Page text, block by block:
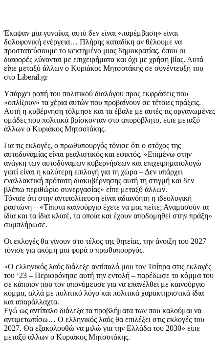
Έκαψαν μία γυναίκα, αυτό δεν είναι «παρέμβαση» είναι
δολοφονική ενέργεια… Πλήρης καταδίκη αν θέλουμε να
προστατεύσουμε το κεκτημένο μιας δημοκρατίας, όπου οι
διαφορές λύνονται με επιχειρήματα και όχι με χρήση βίας. Αυτά
είπε μεταξύ άλλων ο Κυριάκος Μητσοτάκης σε συνέντευξή του
στο Liberal.gr
Υπάρχει ροπή του πολιτικού διαλόγου προς εκφράσεις που
«οπλίζουν» τα χέρια αυτών που προβαίνουν σε τέτοιες πράξεις.
Αυτή η κυβέρνηση τόλμησε και τα έβαλε με αυτές τις οργανωμένες
ομάδες που πολιτικά βρίσκονταν στο απυρόβλητο, είπε μεταξύ
άλλων ο Κυριάκος Μητσοτάκης.
Για τις εκλογές, ο πρωθυπουργός τόνισε ότι ο στόχος της
αυτοδυναμίας είναι ρεαλιστικός και εφικτός. «Επιμένω στην
ανάγκη των αυτοδύναμων κυβερνήσεων και επιχειρηματολογώ
γιατί είναι η καλύτερη επιλογή για τη χώρα – Δεν υπάρχει
εναλλακτική πρόταση διακυβέρνησης αυτή τη στιγμή και δεν
βλέπω περιθώριο συνεργασίας» είπε μεταξύ άλλων.
Τόνισε ότι στην αντιπολίτευση είναι αδιανόητη η ιδεολογική
ραστώνη – «Τίποτα καινούργιο έχετε να μας πείτε; Αναμασούν τα
ίδια και τα ίδια κλισέ, τα οποία και έχουν αποδομηθεί στην πράξη»
συμπλήρωσε.
Οι εκλογές θα γίνουν στο τέλος της θητείας, την άνοιξη του 2027
τόνισε για ακόμη μια φορά ο πρωθυπουργός.
«Ο ελληνικός λαός διάλεξε αντίπαλό μου τον Τσίπρα στις εκλογές
του ‘23 – Περιφρόνησε αυτή την εντολή – παρέδωσε το κόμμα του
σε κάποιον που τον υπονόμευσε για να επανέλθει με καινούργιο
κόμμα, αλλά με πολιτικό λόγο και πολιτικά χαρακτηριστικά ίδια
και απαράλλαχτα.
Εγώ ως αντίπαλο διάλεξα τα προβλήματα των που καλούμαι να
αντιμετωπίσω… Ο ελληνικός λαός θα επιλέξει στις εκλογές του
2027. Θα εξακολουθώ να μιλώ για την Ελλάδα του 2030» είπε
μεταξύ άλλων ο Κυριάκος Μητσοτάκης.